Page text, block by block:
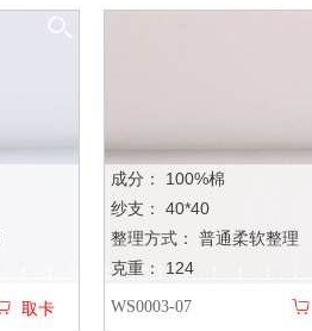
取卡
成分： 100%棉
纱支： 40*40
整理方式： 普通柔软整理
克重： 124
WS0003-07